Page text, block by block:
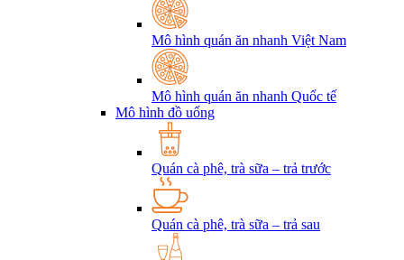
Mô hình quán ăn nhanh Việt Nam
Mô hình quán ăn nhanh Quốc tế
Mô hình đồ uống
Quán cà phê, trà sữa – trả trước
Quán cà phê, trà sữa – trả sau